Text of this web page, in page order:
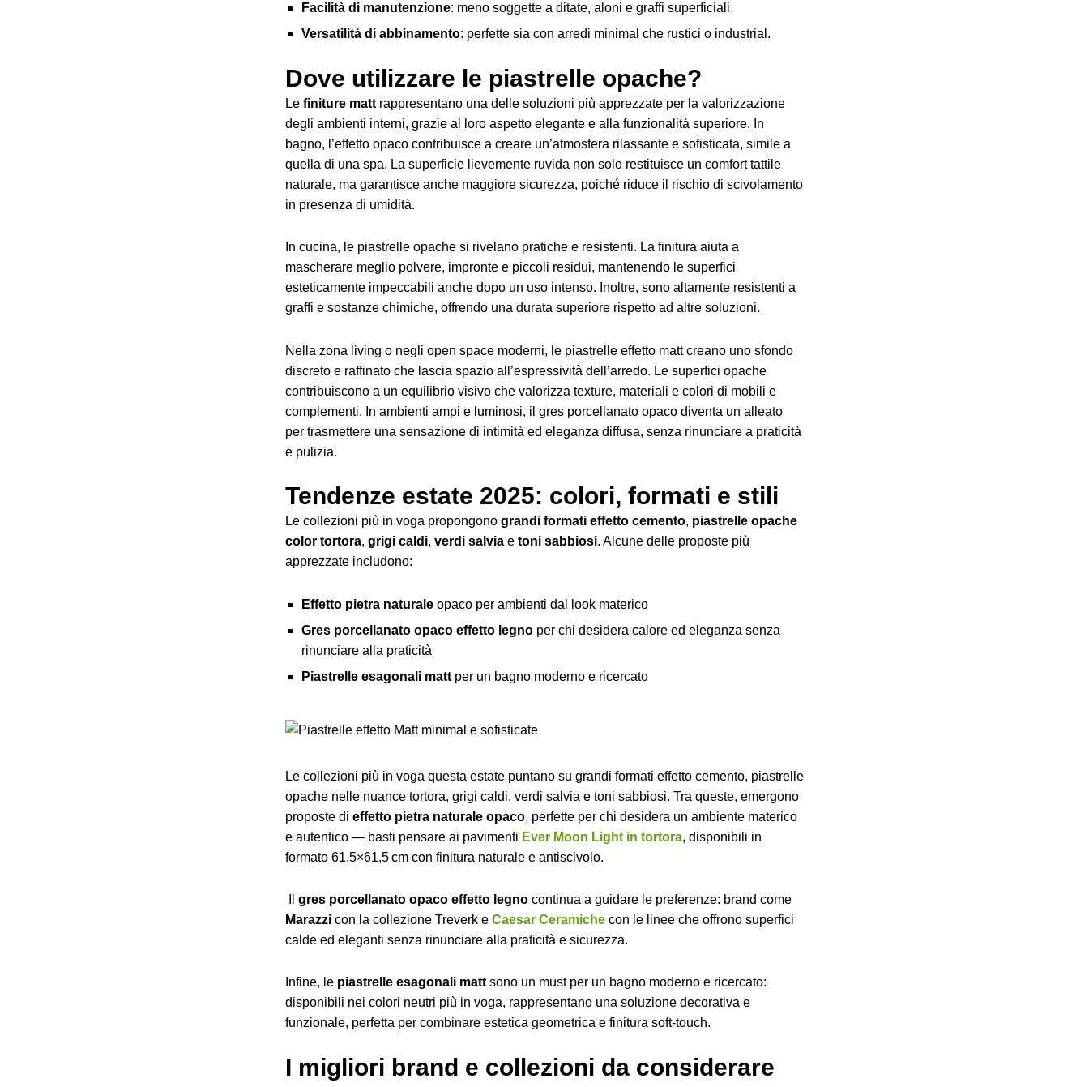
Facilità di manutenzione: meno soggette a ditate, aloni e graffi superficiali.
Versatilità di abbinamento: perfette sia con arredi minimal che rustici o industrial.
Dove utilizzare le piastrelle opache?
Le finiture matt rappresentano una delle soluzioni più apprezzate per la valorizzazione
degli ambienti interni, grazie al loro aspetto elegante e alla funzionalità superiore. In
bagno, l’effetto opaco contribuisce a creare un’atmosfera rilassante e sofisticata, simile a
quella di una spa. La superficie lievemente ruvida non solo restituisce un comfort tattile
naturale, ma garantisce anche maggiore sicurezza, poiché riduce il rischio di scivolamento
in presenza di umidità.
In cucina, le piastrelle opache si rivelano pratiche e resistenti. La finitura aiuta a
mascherare meglio polvere, impronte e piccoli residui, mantenendo le superfici
esteticamente impeccabili anche dopo un uso intenso. Inoltre, sono altamente resistenti a
graffi e sostanze chimiche, offrendo una durata superiore rispetto ad altre soluzioni.
Nella zona living o negli open space moderni, le piastrelle effetto matt creano uno sfondo
discreto e raffinato che lascia spazio all’espressività dell’arredo. Le superfici opache
contribuiscono a un equilibrio visivo che valorizza texture, materiali e colori di mobili e
complementi. In ambienti ampi e luminosi, il gres porcellanato opaco diventa un alleato
per trasmettere una sensazione di intimità ed eleganza diffusa, senza rinunciare a praticità
e pulizia.
Tendenze estate 2025: colori, formati e stili
Le collezioni più in voga propongono grandi formati effetto cemento, piastrelle opache
color tortora, grigi caldi, verdi salvia e toni sabbiosi. Alcune delle proposte più
apprezzate includono:
Effetto pietra naturale opaco per ambienti dal look materico
Gres porcellanato opaco effetto legno per chi desidera calore ed eleganza senza
rinunciare alla praticità
Piastrelle esagonali matt per un bagno moderno e ricercato
Le collezioni più in voga questa estate puntano su grandi formati effetto cemento, piastrelle
opache nelle nuance tortora, grigi caldi, verdi salvia e toni sabbiosi. Tra queste, emergono
proposte di effetto pietra naturale opaco, perfette per chi desidera un ambiente materico
e autentico — basti pensare ai pavimenti Ever Moon Light in tortora, disponibili in
formato 61,5×61,5 cm con finitura naturale e antiscivolo.
gres porcellanato opaco effetto legno continua a guidare le preferenze: brand come
Marazzi con la collezione Treverk e Caesar Ceramiche con le linee che offrono superfici
calde ed eleganti senza rinunciare alla praticità e sicurezza.
Infine, le piastrelle esagonali matt sono un must per un bagno moderno e ricercato:
disponibili nei colori neutri più in voga, rappresentano una soluzione decorativa e
funzionale, perfetta per combinare estetica geometrica e finitura soft-touch.
I migliori brand e collezioni da considerare